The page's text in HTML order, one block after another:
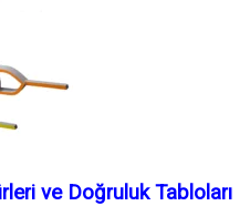
ve Doğruluk Tabloları